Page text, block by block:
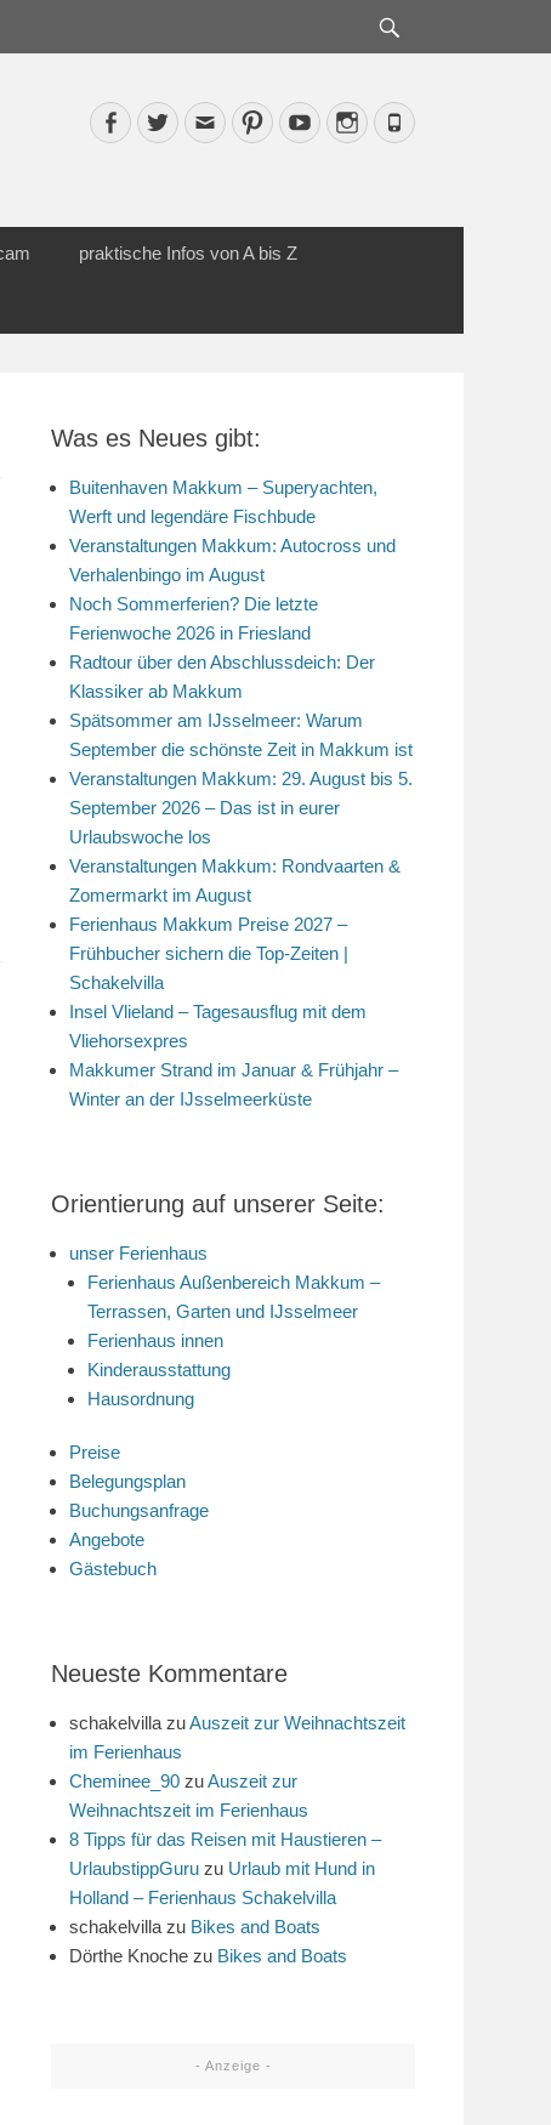
Facebook
TwitterEmailPinterestYouTubeInstagram
Phone
praktische Infos von A bis Z
Was es Neues gibt:
Buitenhaven Makkum – Superyachten,
Werft und legendäre Fischbude
Veranstaltungen Makkum: Autocross und
Verhalenbingo im August
Noch Sommerferien? Die letzte
Ferienwoche 2026 in Friesland
Radtour über den Abschlussdeich: Der
Klassiker ab Makkum
Spätsommer am IJsselmeer: Warum
September die schönste Zeit in Makkum ist
Veranstaltungen Makkum: 29. August bis 5.
September 2026 – Das ist in eurer
Urlaubswoche los
Veranstaltungen Makkum: Rondvaarten &
Zomermarkt im August
Ferienhaus Makkum Preise 2027 –
Frühbucher sichern die Top-Zeiten |
Schakelvilla
Insel Vlieland – Tagesausflug mit dem
Vliehorsexpres
Makkumer Strand im Januar & Frühjahr –
Winter an der IJsselmeerküste
Orientierung auf unserer Seite:
unser Ferienhaus
Ferienhaus Außenbereich Makkum –
Terrassen, Garten und IJsselmeer
Ferienhaus innen
Kinderausstattung
Hausordnung
Preise
Belegungsplan
Buchungsanfrage
Angebote
Gästebuch
Neueste Kommentare
schakelvilla zuAuszeit zur Weihnachtszeit
im Ferienhaus
Cheminee_90 zuAuszeit zur
Weihnachtszeit im Ferienhaus
8 Tipps für das Reisen mit Haustieren –
UrlaubstippGuru zu Urlaub mit Hund in
Holland – Ferienhaus Schakelvilla
schakelvilla zu Bikes and Boats
Dörthe Knoche zu Bikes and Boats
- Anzeige -